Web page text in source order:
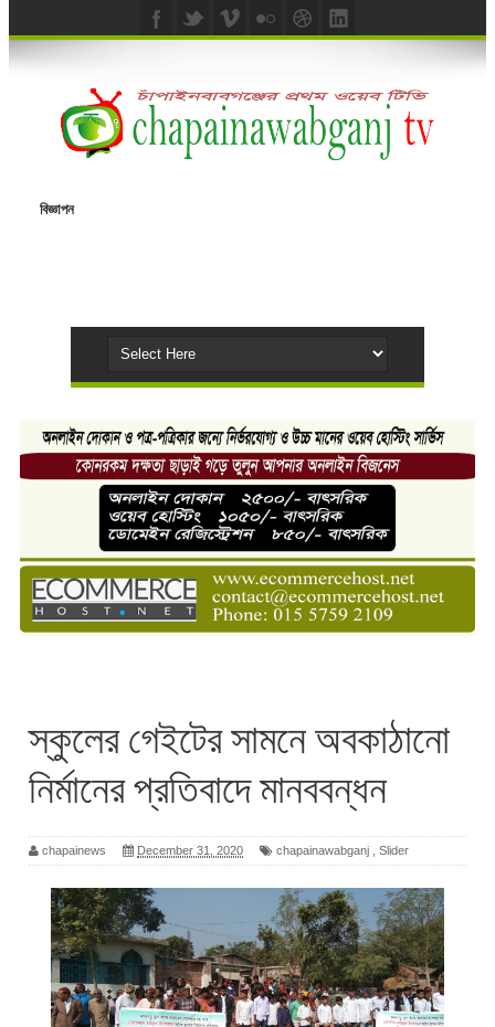
বিজ্ঞাপন
স্কুলের গেইটের সামনে অবকাঠানো
নির্মানের প্রতিবাদে মানববন্ধন
chapainews December 31, 2020 chapainawabganj Slider